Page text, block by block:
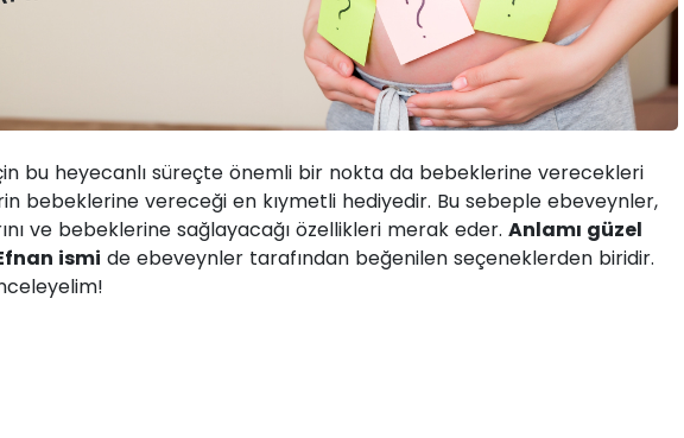
bu heyecanlı süreçte önemli bir nokta da bebeklerine verecekleri
bebeklerine vereceği en kıymetli hediyedir. Bu sebeple ebeveynler,
ve bebeklerine sağlayacağı özellikleri merak eder. Anlamı güzel
ismi de ebeveynler tarafından beğenilen seçeneklerden biridir.